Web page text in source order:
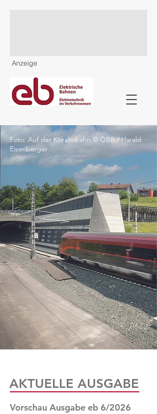
Anzeige
Foto: Auf der Koralmbahn © ÖBB / Harald
Eisenberger
AKTUELLE AUSGABE
Vorschau Ausgabe eb 6/2026